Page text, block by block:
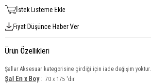
İstek Listeme Ekle
Fiyat Düşünce Haber Ver
Ürün Özellikleri
Şallar Aksesuar kategorisine girdiği için iade değişim yoktur.
Şal En x Boy : 70 x 175 'dır.